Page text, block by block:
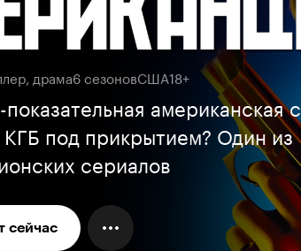
драма6 сезоновСША18+
американская
КГБ под прикрытием? Один из
сериалов
сейчас